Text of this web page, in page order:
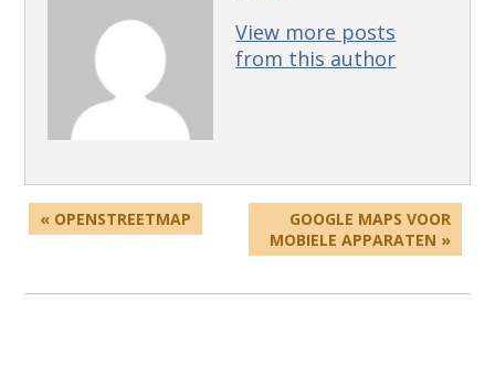
View more posts
from this author
« OPENSTREETMAP
GOOGLE MAPS VOOR
MOBIELE APPARATEN »